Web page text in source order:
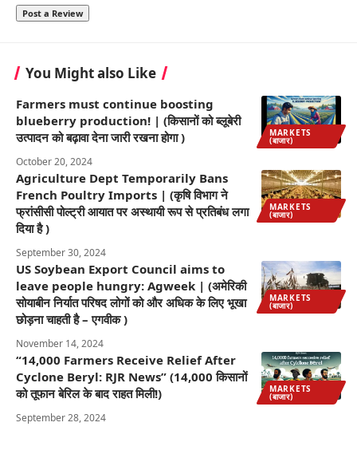
You Might also Like
MARKETS
(बाजार)
Farmers must continue boosting
blueberry production! | (किसानों को ब्लूबेरी
उत्पादन को बढ़ावा देना जारी रखना होगा )
October 20, 2024
MARKETS
(बाजार)
Agriculture Dept Temporarily Bans
French Poultry Imports | (कृषि विभाग ने
फ्रांसीसी पोल्ट्री आयात पर अस्थायी रूप से प्रतिबंध लगा
दिया है )
September 30, 2024
MARKETS
(बाजार)
US Soybean Export Council aims to
leave people hungry: Agweek | (अमेरिकी
सोयाबीन निर्यात परिषद लोगों को और अधिक के लिए भूखा
छोड़ना चाहती है – एगवीक )
November 14, 2024
MARKETS
(बाजार)
“14,000 Farmers Receive Relief After
Cyclone Beryl: RJR News” (14,000 किसानों
को तूफान बेरिल के बाद राहत मिली!)
September 28, 2024